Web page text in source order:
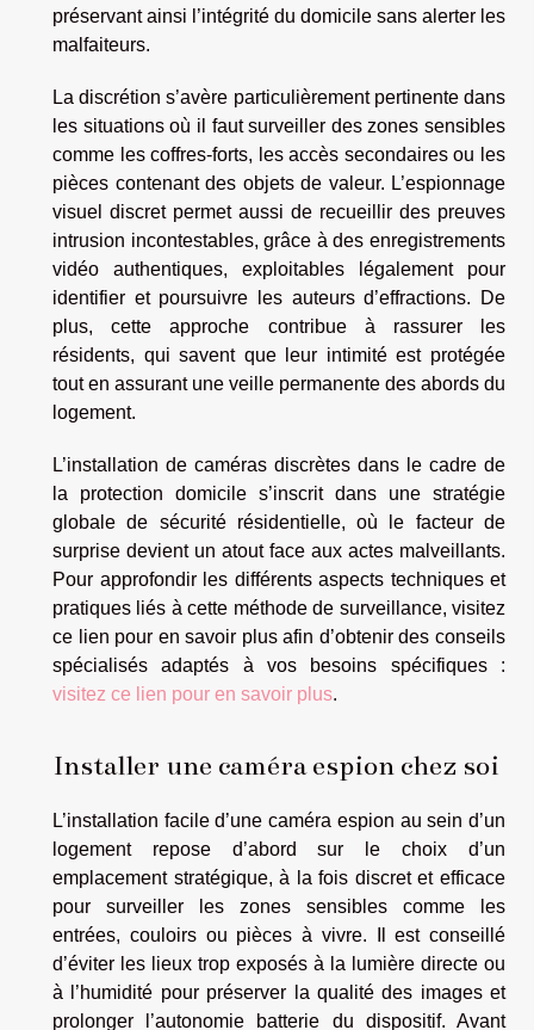
préservant ainsi l’intégrité du domicile sans alerter les
malfaiteurs.
La discrétion s’avère particulièrement pertinente dans
les situations où il faut surveiller des zones sensibles
comme les coffres-forts, les accès secondaires ou les
pièces contenant des objets de valeur. L’espionnage
visuel discret permet aussi de recueillir des preuves
intrusion incontestables, grâce à des enregistrements
vidéo authentiques, exploitables légalement pour
identifier et poursuivre les auteurs d’effractions. De
plus, cette approche contribue à rassurer les
résidents, qui savent que leur intimité est protégée
tout en assurant une veille permanente des abords du
logement.
L’installation de caméras discrètes dans le cadre de
la protection domicile s’inscrit dans une stratégie
globale de sécurité résidentielle, où le facteur de
surprise devient un atout face aux actes malveillants.
Pour approfondir les différents aspects techniques et
pratiques liés à cette méthode de surveillance, visitez
ce lien pour en savoir plus afin d’obtenir des conseils
spécialisés adaptés à vos besoins spécifiques :
visitez ce lien pour en savoir plus.
Installer une caméra espion chez soi
L’installation facile d’une caméra espion au sein d’un
logement repose d’abord sur le choix d’un
emplacement stratégique, à la fois discret et efficace
pour surveiller les zones sensibles comme les
entrées, couloirs ou pièces à vivre. Il est conseillé
d’éviter les lieux trop exposés à la lumière directe ou
à l’humidité pour préserver la qualité des images et
prolonger l’autonomie batterie du dispositif. Avant